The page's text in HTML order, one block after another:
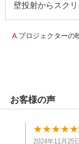
壁投射からスク
A.プロジェクターの
お客様の声
★★★★★
2024年11月25